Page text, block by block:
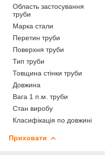
Область застосування
труби
Марка стали
Перетин труби
Поверхня труби
Тип труби
Товщина стінки труби
Довжина
Вага 1 п.м. труби
Стан виробу
Класифікація по довжині
Приховати